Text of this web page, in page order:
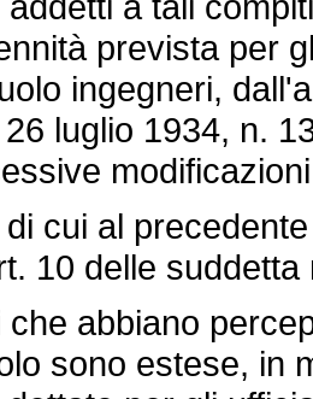
prevista per
ingegneri,
luglio 1934, n.
cui al precedente
10 delle suddetta
abbiano
sono estese, in